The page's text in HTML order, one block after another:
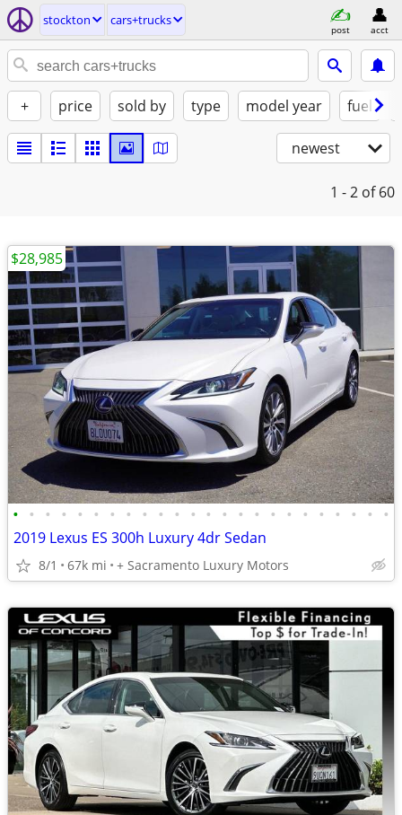
stockton cars+trucks
post acct
+ price sold by type model year fuel
newest
1 - 2 of 60
• • • • • • • • • • • • • • • • • • • • • • • •
2019 Lexus ES 300h Luxury 4dr Sedan
8/1 67k mi + Sacramento Luxury Motors
$28,985